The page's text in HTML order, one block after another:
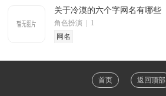
关于冷漠的六个字网名有哪些
角色扮演 | 1
网名
首页 返回顶部